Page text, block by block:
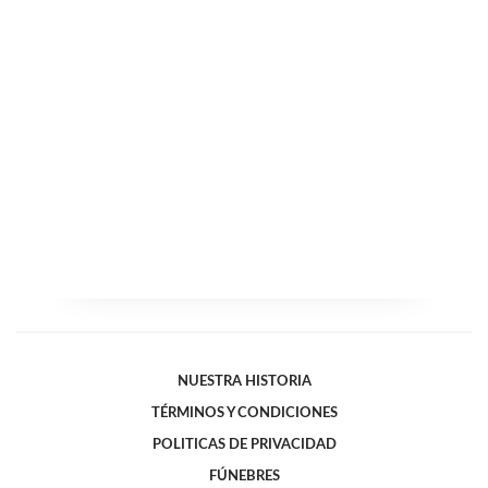
NUESTRA HISTORIA
TÉRMINOS Y CONDICIONES
POLITICAS DE PRIVACIDAD
FÚNEBRES